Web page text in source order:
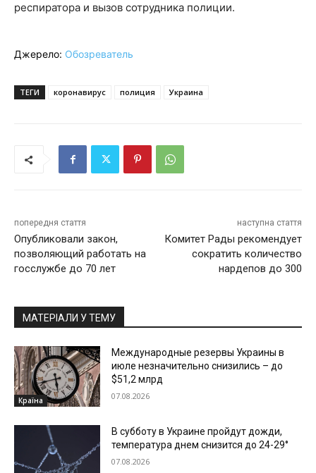
респиратора и вызов сотрудника полиции.
Джерело: Обозреватель
ТЕГИ коронавирус полиция Украина
попередня стаття
Опубликовали закон,
позволяющий работать на
госслужбе до 70 лет
наступна стаття
Комитет Рады рекомендует
сократить количество
нардепов до 300
МАТЕРІАЛИ У ТЕМУ
Країна
Международные резервы Украины в
июле незначительно снизились – до
$51,2 млрд
07.08.2026
В субботу в Украине пройдут дожди,
температура днем снизится до 24-29°
07.08.2026